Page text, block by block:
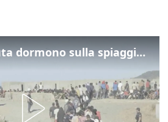
I migranti a Ceuta dormono sulla spiaggia: "Vogliamo entrare in Europa"